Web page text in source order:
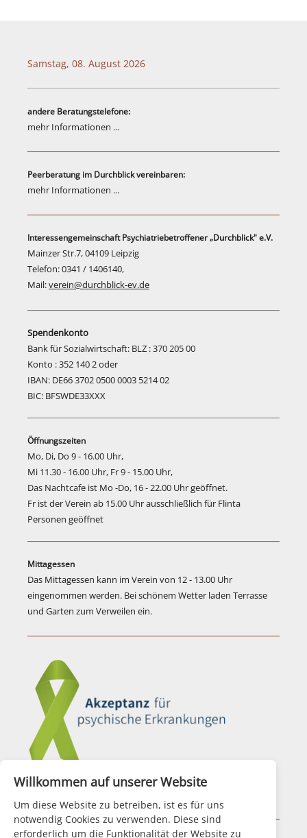
Samstag, 08. August 2026
andere Beratungstelefone:
mehr Informationen ...
Peerberatung im Durchblick vereinbaren:
mehr Informationen ...
Interessengemeinschaft Psychiatriebetroffener „Durchblick" e.V.
Mainzer Str.7, 04109 Leipzig
Telefon: 0341 / 1406140,
Mail:verein@durchblick-ev.de
Spendenkonto
Bank für Sozialwirtschaft: BLZ : 370 205 00
Konto : 352 140 2 oder
IBAN: DE66 3702 0500 0003 5214 02
BIC: BFSWDE33XXX
Öffnungszeiten
Mo, Di, Do 9 - 16.00 Uhr,
Mi 11.30 - 16.00 Uhr, Fr 9 - 15.00 Uhr,
Das Nachtcafe ist Mo -Do, 16 - 22.00 Uhr geöffnet.
Fr ist der Verein ab 15.00 Uhr ausschließlich für Flinta
Personen geöffnet
Mittagessen
Das Mittagessen kann im Verein von 12 - 13.00 Uhr
eingenommen werden. Bei schönem Wetter laden Terrasse
und Garten zum Verweilen ein.
Willkommen auf unserer Website
Um diese Website zu betreiben, ist es für uns
notwendig Cookies zu verwenden. Diese sind
erforderlich um die Funktionalität der Website zu